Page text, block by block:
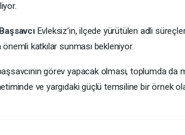
Başsavcı Evleksiz’in, ilçede yürütülen adli
katkılar sunması bekleniyor.
görev yapacak olması, toplumda da
ve yargıdaki güçlü temsiline bir örnek